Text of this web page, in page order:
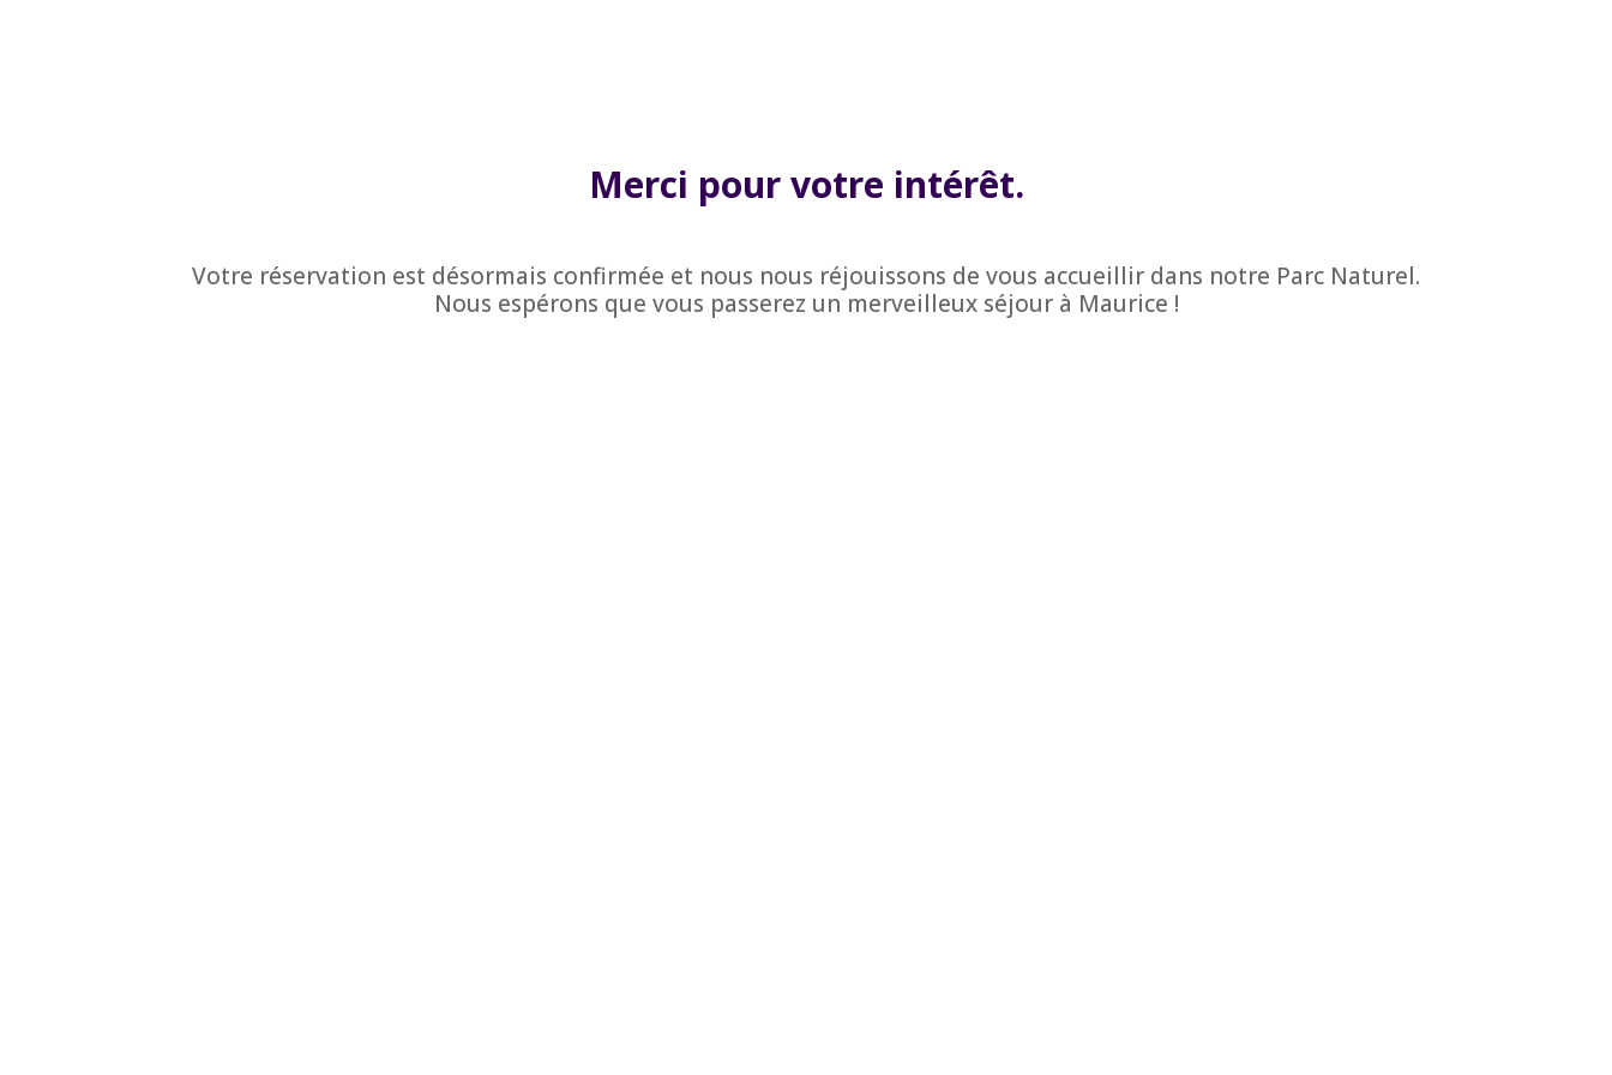
Merci pour votre intérêt.
Votre réservation est désormais confirmée et nous nous réjouissons de vous accueillir dans notre Parc Naturel.
Nous espérons que vous passerez un merveilleux séjour à Maurice !